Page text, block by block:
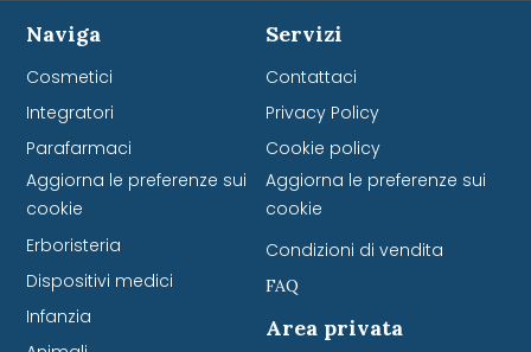
Naviga
Cosmetici
Integratori
Parafarmaci
Aggiorna le preferenze sui
cookie
Erboristeria
Dispositivi medici
Infanzia
Servizi
Contattaci
Privacy Policy
Cookie policy
Aggiorna le preferenze sui
cookie
Condizioni di vendita
FAQ
Area privata